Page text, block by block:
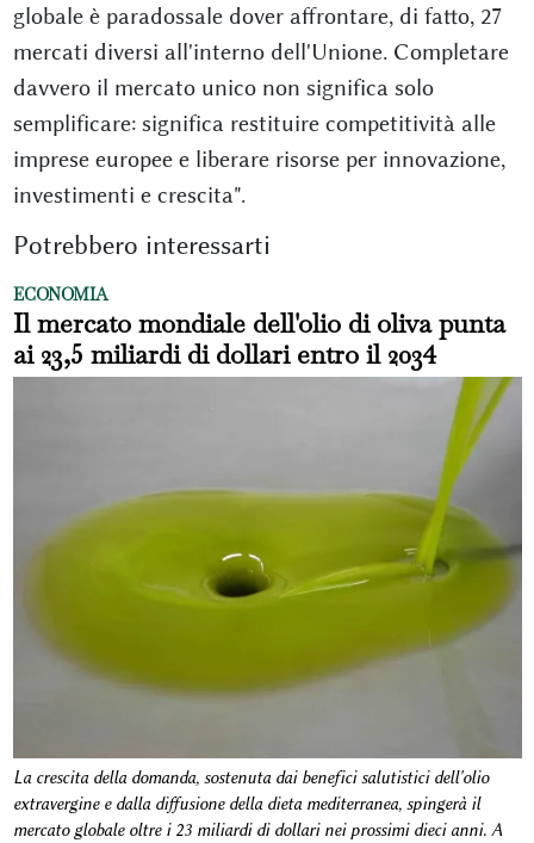
globale è paradossale dover affrontare, di fatto, 27
mercati diversi all'interno dell'Unione. Completare
davvero il mercato unico non significa solo
semplificare: significa restituire competitività alle
imprese europee e liberare risorse per innovazione,
investimenti e crescita".
Potrebbero interessarti
ECONOMIA
Il mercato mondiale dell'olio di oliva punta
ai 23,5 miliardi di dollari entro il 2034
La crescita della domanda, sostenuta dai benefici salutistici dell'olio
extravergine e dalla diffusione della dieta mediterranea, spingerà il
mercato globale oltre i 23 miliardi di dollari nei prossimi dieci anni. A